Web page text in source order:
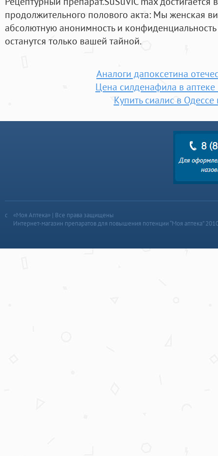
продолжительного полового акта: Мы женская
абсолютную анонимность и
останутся только вашей тайной.
Аналоги дапоксетина
Цена силденафила в
Купить сиалис в Одессе
«Моя Аптека» | Все права защищены
Интернет-магазин препаратов для повышения потенции “Моя аптека”